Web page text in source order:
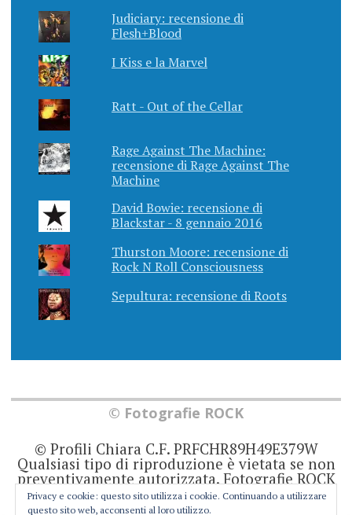
Judiciary: recensione di
Flesh+Blood
I Kiss e la Marvel
Ratt - Out of the Cellar
Rage Against The Machine:
recensione di Rage Against The
Machine
David Bowie: recensione di
Blackstar - 8 gennaio 2016
Thurston Moore: recensione di
Rock N Roll Consciousness
Sepultura: recensione di Roots
© Fotografie ROCK
© Profili Chiara C.F. PRFCHR89H49E379W
Qualsiasi tipo di riproduzione è vietata se non
preventivamente autorizzata. Fotografie ROCK
non rappresenta una testata giornalistica in
quanto viene aggiornato senza alcuna
Privacy e cookie: questo sito utilizza i cookie. Continuando a utilizzare
questo sito web, acconsenti al loro utilizzo.